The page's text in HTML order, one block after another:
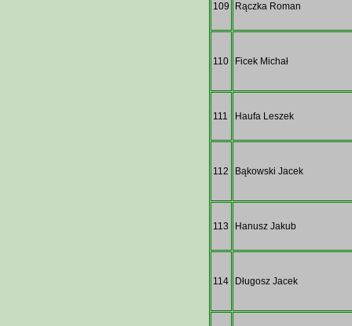
109 Rączka Roman
110 Ficek Michał
111 Haufa Leszek
112 Bąkowski Jacek
113 Hanusz Jakub
114 Długosz Jacek